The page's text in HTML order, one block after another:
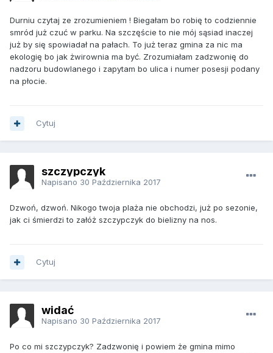
Durniu czytaj ze zrozumieniem ! Biegałam bo robię to codziennie
smród już czuć w parku. Na szczęście to nie mój sąsiad inaczej
już by się spowiadał na pałach. To już teraz gmina za nic ma
ekologię bo jak żwirownia ma być. Zrozumiałam zadzwonię do
nadzoru budowlanego i zapytam bo ulica i numer posesji podany
na płocie.
Cytuj
szczypczyk
Napisano 30 Października 2017
Dzwoń, dzwoń. Nikogo twoja plaża nie obchodzi, już po sezonie,
jak ci śmierdzi to załóż szczypczyk do bielizny na nos.
Cytuj
widać
Napisano 30 Października 2017
Po co mi szczypczyk? Zadzwonię i powiem że gmina mimo